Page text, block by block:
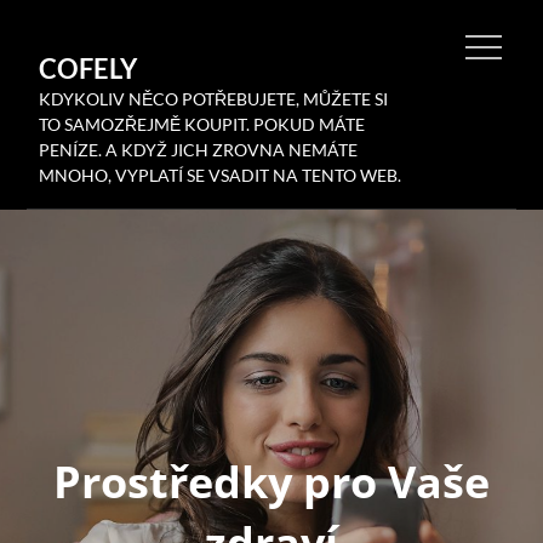
contentCOFELY
KDYKOLIV NĚCO POTŘEBUJETE, MŮŽETE SI
TO SAMOZŘEJMĚ KOUPIT. POKUD MÁTE
PENÍZE. A KDYŽ JICH ZROVNA NEMÁTE
MNOHO, VYPLATÍ SE VSADIT NA TENTO WEB.
Prostředky pro Vaše